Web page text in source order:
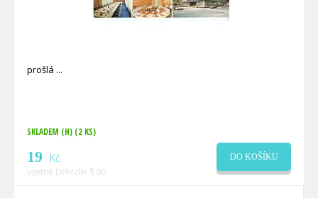
prošlá
SKLADEM (H) (2 KS)
19 Kč
včetně DPH dle § 90
DO KOŠÍKU